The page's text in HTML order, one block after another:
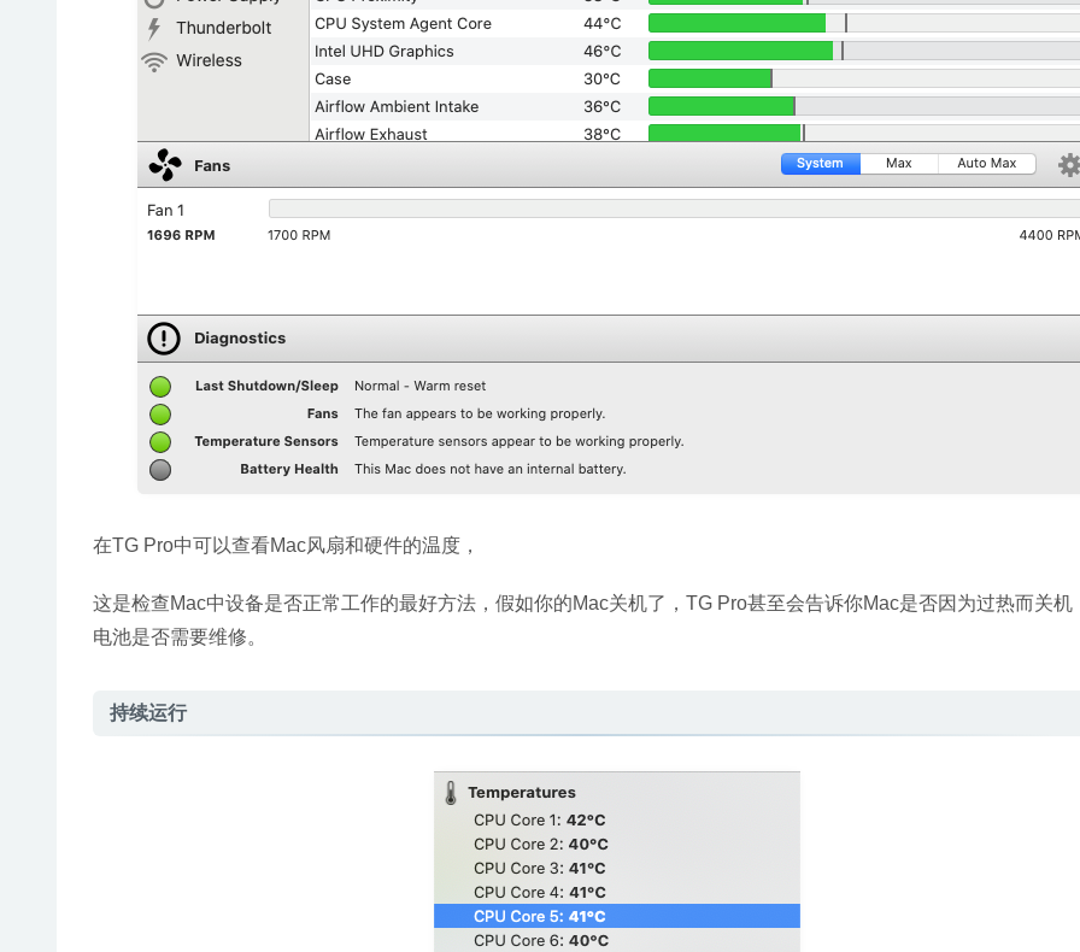
在TG Pro中可以查看Mac风扇和硬件的温度，
这是检查Mac中设备是否正常工作的最好方法，假如你的Mac关机了，TG Pro甚至会告诉你Mac是否因为过热而关机
电池是否需要维修。
持续运行